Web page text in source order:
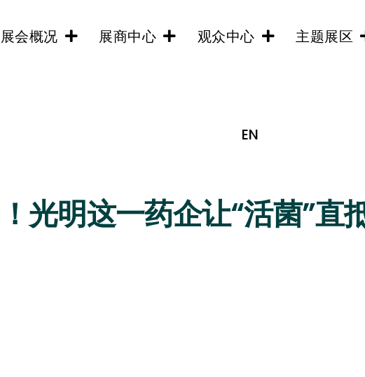
展会概况 展商中心 观众中心 主题展区
EN
光明这一药企让“活菌”直